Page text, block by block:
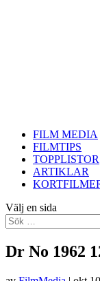
FILM MEDIA
FILMTIPS
TOPPLISTOR
ARTIKLAR
Välj en sida
Dr No 1962